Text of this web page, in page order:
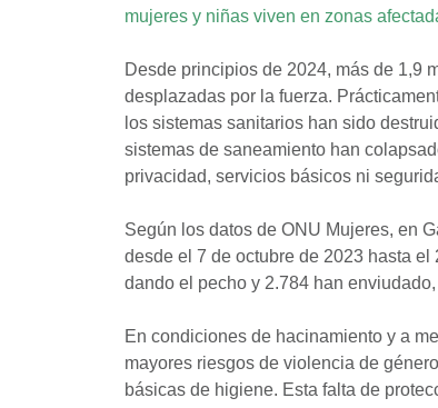
mujeres y niñas viven en zonas
Desde principios de 2024, más de
desplazadas por la fuerza.
los sistemas sanitarios han sido
sistemas de saneamiento han
privacidad, servicios básicos ni
Según los datos de ONU Mujeres, en
desde el 7 de octubre de 2023 hasta
dando el pecho y 2.784 han
En condiciones de hacinamiento y a
mayores riesgos de violencia de
básicas de higiene. Esta falta de